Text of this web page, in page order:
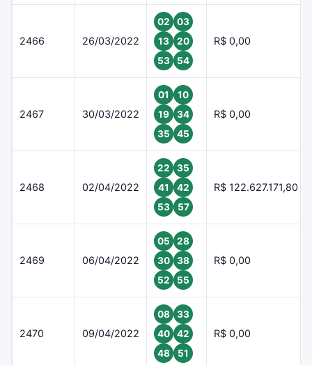
2466 26/03/2022
02
03
13
20
53
54
R$ 0,00
2467 30/03/2022
01
10
19
34
35
45
R$ 0,00
2468 02/04/2022
22
35
41
42
53
57
R$ 122.627.171,80
2469 06/04/2022
05
28
30
38
52
55
R$ 0,00
2470 09/04/2022
08
33
40
42
48
51
R$ 0,00